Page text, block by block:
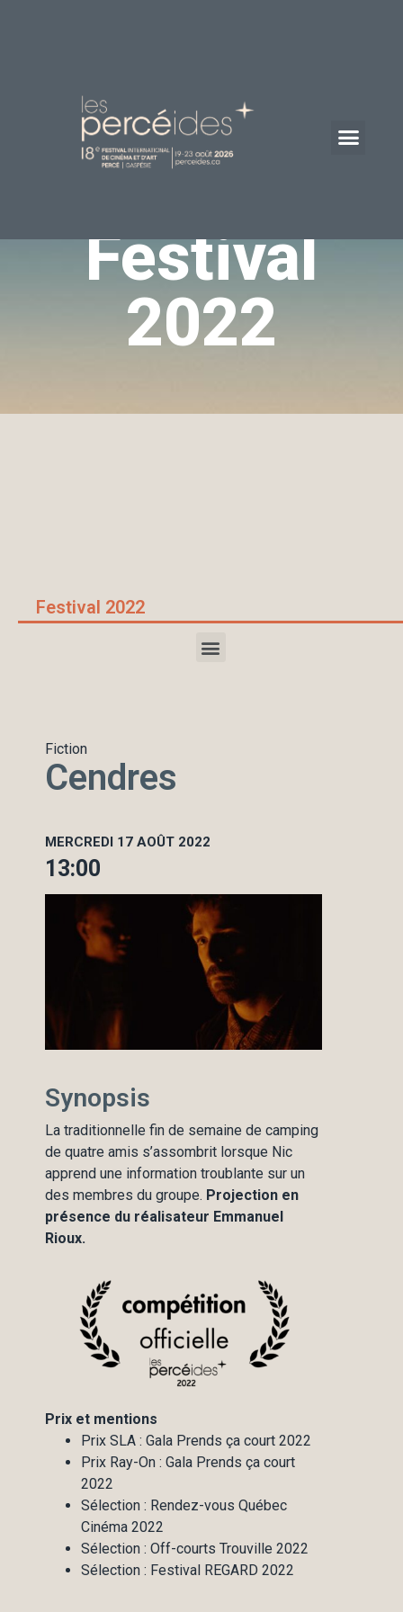
Festival
2022
Festival 2022
Fiction
Cendres
MERCREDI 17 AOÛT 2022
13:00
Synopsis
La traditionnelle fin de semaine de camping
de quatre amis s’assombrit lorsque Nic
apprend une information troublante sur un
des membres du groupe. Projection en
présence du réalisateur Emmanuel
Rioux.
Prix et mentions
Prix SLA : Gala Prends ça court 2022
Prix Ray-On : Gala Prends ça court
2022
Sélection : Rendez-vous Québec
Cinéma 2022
Sélection : Off-courts Trouville 2022
Sélection : Festival REGARD 2022